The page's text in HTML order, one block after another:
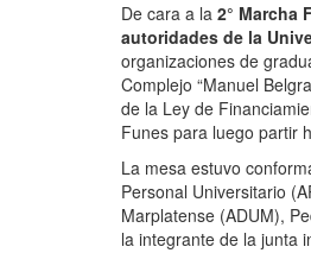
De cara a la 2° Marcha
autoridades de la
organizaciones de
Complejo “Manuel
de la Ley de
Funes para luego partir
La mesa estuvo
Personal Universitario
Marplatense (ADUM),
la integrante de la junta